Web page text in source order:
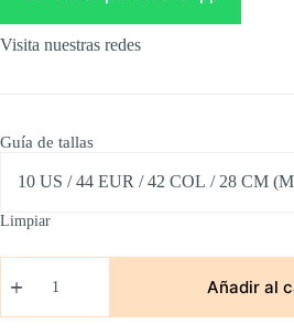
Visita nuestras redes
Guía de tallas
Limpiar
Sta
Roja
Añadir al